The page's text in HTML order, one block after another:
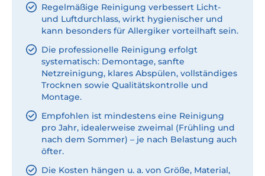
Regelmäßige Reinigung verbessert Licht-
und Luftdurchlass, wirkt hygienischer und
kann besonders für Allergiker vorteilhaft sein.
Die professionelle Reinigung erfolgt
systematisch: Demontage, sanfte
Netzreinigung, klares Abspülen, vollständiges
Trocknen sowie Qualitätskontrolle und
Montage.
Empfohlen ist mindestens eine Reinigung
pro Jahr, idealerweise zweimal (Frühling und
nach dem Sommer) – je nach Belastung auch
öfter.
Die Kosten hängen u. a. von Größe, Material,